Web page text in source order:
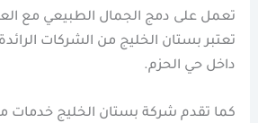
تعمل على دمج الجمال الطبيعي مع
تعتبر بستان الخليج من الشركات
داخل حي الحزم.
كما تقدم شركة بستان الخليج خدمات